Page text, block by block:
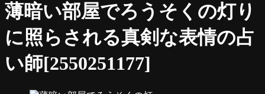
薄暗い部屋でろうそくの灯り
に照らされる真剣な表情の占
い師[2550251177]